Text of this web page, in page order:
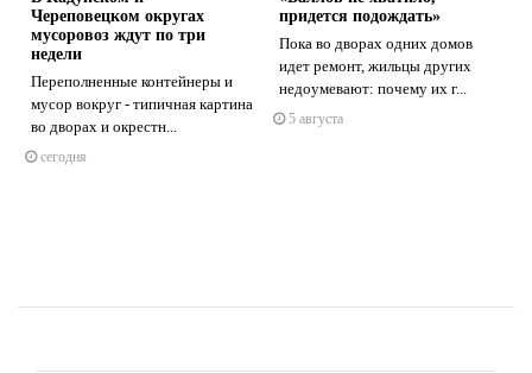
Череповецком округах
мусоровоз ждут по три
недели
Переполненные контейнеры и
мусор вокруг - типичная картина
во дворах и окрестн...
сегодня
придется подождать»
Пока во дворах одних домов
идет ремонт, жильцы других
недоумевают: почему их г...
5 августа